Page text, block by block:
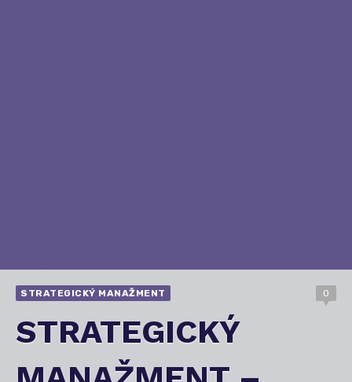
STRATEGICKÝ MANAŽMENT 0
STRATEGICKÝ